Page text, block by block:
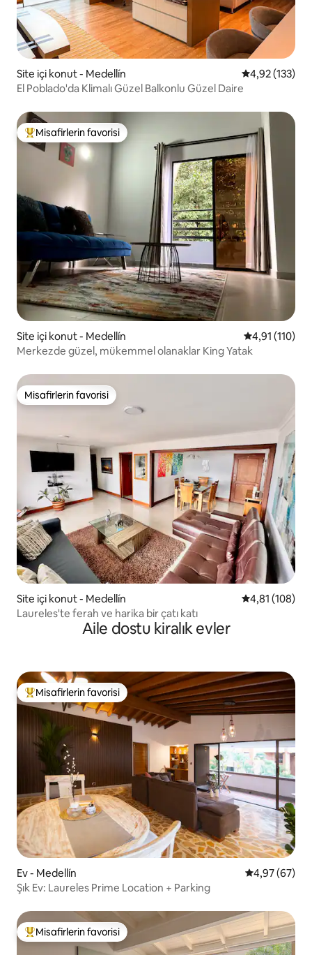
Site içi konut - Medellín 5 üzerinden
4,92 (133)
El Poblado'da Klimalı Güzel Balkonlu Güzel Daire
Misafirlerin favorilerinden en beğenilenler arasında
Misafirlerin favorisi
Site içi konut - Medellín 5 üzerinden
4,91 (110)
Merkezde güzel, mükemmel olanaklar King Yatak
Misafirlerin favorisi
Misafirlerin favorisi
Site içi konut - Medellín 5 üzerinden
4,81 (108)
Laureles'te ferah ve harika bir çatı katı
Aile dostu kiralık evler
Misafirlerin favorilerinden en beğenilenler arasında
Misafirlerin favorisi
Ev - Medellín 5 üzerinden
4,97 (67)
Şık Ev: Laureles Prime Location + Parking
Misafirlerin favorilerinden en beğenilenler arasında
Misafirlerin favorisi